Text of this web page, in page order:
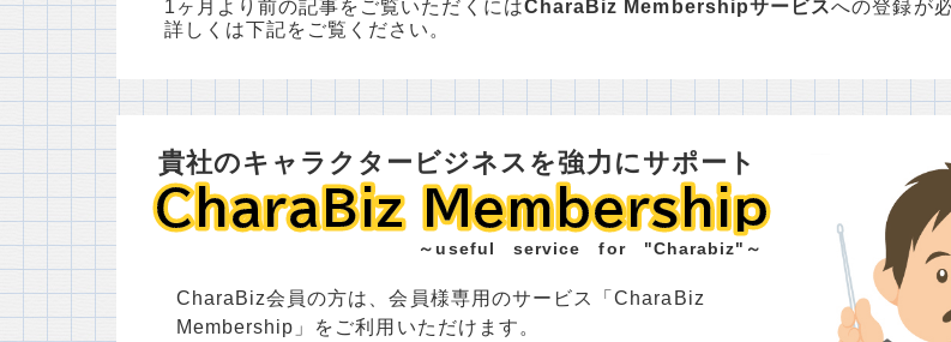
1ヶ月より前の記事をご覧いただくにはCharaBiz Membershipサービスへの登録が
詳しくは下記をご覧ください。
貴社のキャラクタービジネスを強力にサポート
CharaBiz Membership
CharaBiz Membership
～useful service for "Charabiz"～
CharaBiz会員の方は、会員様専用のサービス「CharaBiz
Membership」をご利用いただけます。